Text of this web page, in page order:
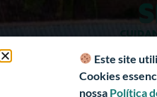
Este site
Cookies
nossa Política